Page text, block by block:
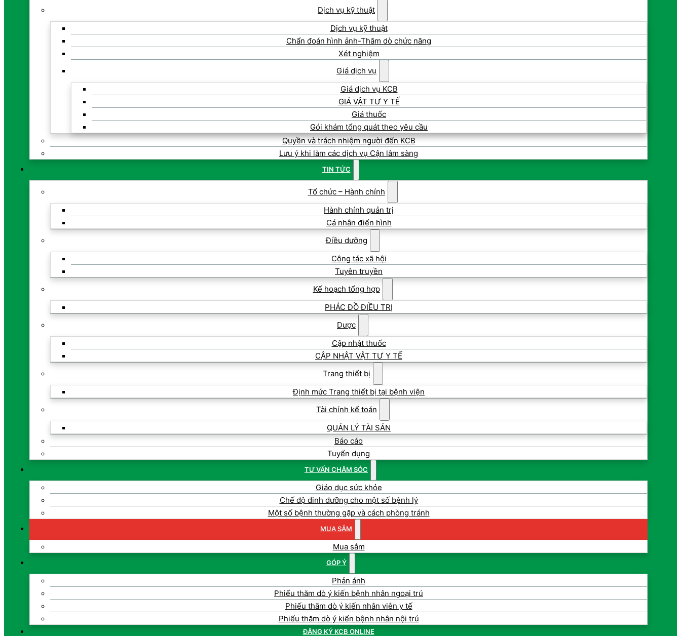
Dịch vụ kỹ thuật
Dịch vụ kỹ thuật
Chẩn đoán hình ảnh-Thăm dò chức năng
Xét nghiệm
Giá dịch vụ
Giá dịch vụ KCB
GIÁ VẬT TƯ Y TẾ
Giá thuốc
Gói khám tổng quát theo yêu cầu
Quyền và trách nhiệm người đến KCB
Lưu ý khi làm các dịch vụ Cận lâm sàng
TIN TỨC
Tổ chức – Hành chính
Hành chính quản trị
Cá nhân điển hình
Điều dưỡng
Công tác xã hội
Tuyên truyền
Kế hoạch tổng hợp
PHÁC ĐỒ ĐIỀU TRỊ
Dược
Cập nhật thuốc
CẬP NHẬT VẬT TƯ Y TẾ
Trang thiết bị
Định mức Trang thiết bị tại bệnh viện
Tài chính kế toán
QUẢN LÝ TÀI SẢN
Báo cáo
Tuyển dụng
TƯ VẤN CHĂM SÓC
Giáo dục sức khỏe
Chế độ dinh dưỡng cho một số bệnh lý
Một số bệnh thường gặp và cách phòng tránh
MUA SẮM
Mua sắm
GÓP Ý
Phản ánh
Phiếu thăm dò ý kiến bệnh nhân ngoại trú
Phiếu thăm dò ý kiến nhân viên y tế
Phiếu thăm dò ý kiến bệnh nhân nội trú
ĐĂNG KÝ KCB ONLINE